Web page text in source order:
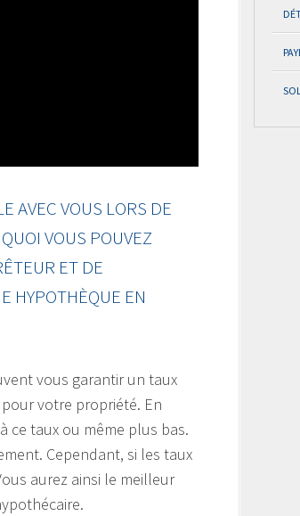
AVEC VOUS LORS DE
VOUS POUVEZ
ET DE
HYPOTHÈQUE EN
vous garantir un taux
votre propriété. En
ce taux ou même plus bas.
Cependant, si les taux
aurez ainsi le meilleur